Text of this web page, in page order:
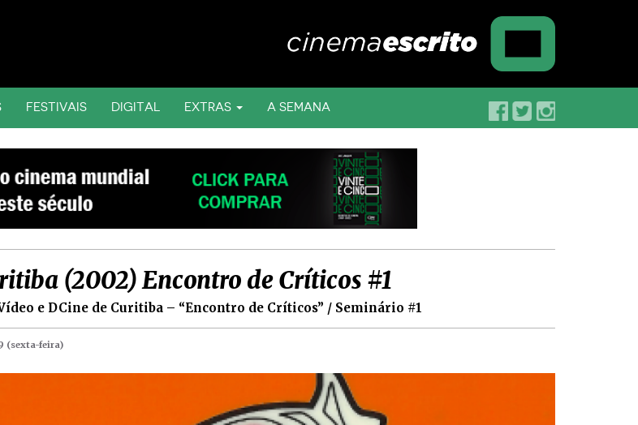
FESTIVAIS DIGITAL EXTRAS A SEMANA
(2002) Encontro de Críticos #1
e DCine de Curitiba – “Encontro de Críticos” / Seminário #1
(sexta-feira)